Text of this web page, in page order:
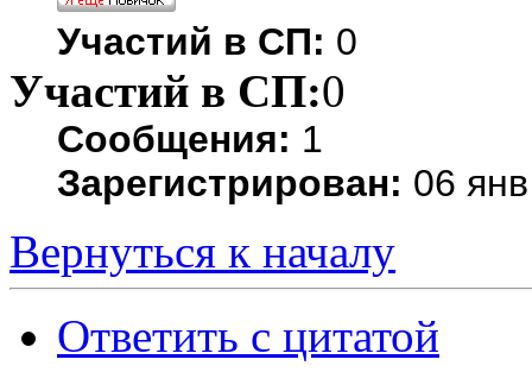
Участий в СП: 0
Участий в СП:0
Сообщения: 1
Зарегистрирован: 06
Вернуться к началу
Ответить с цитатой